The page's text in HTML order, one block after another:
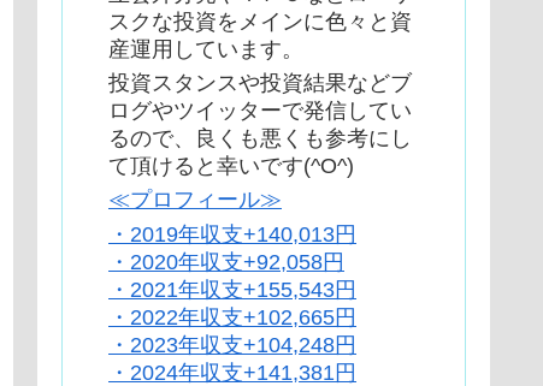
スクな投資をメインに色々と資
産運用しています。
投資スタンスや投資結果などブ
ログやツイッターで発信してい
るので、良くも悪くも参考にし
て頂けると幸いです(^O^)
≪プロフィール≫
・2019年収支+140,013円
・2020年収支+92,058円
・2021年収支+155,543円
・2022年収支+102,665円
・2023年収支+104,248円
・2024年収支+141,381円